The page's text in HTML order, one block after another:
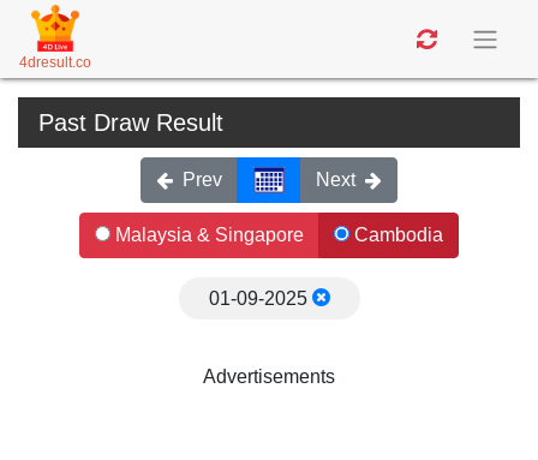
4dresult.co
Past Draw Result
Prev Next
Malaysia & Singapore Cambodia
01-09-2025
Advertisements